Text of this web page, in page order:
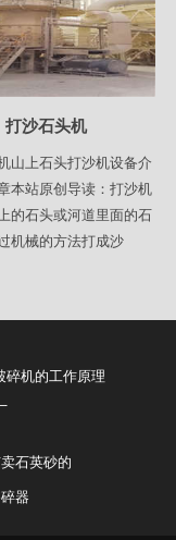
打沙石头机
山上石头打沙机设备介
本站原创导读：打沙机
的石头或河道里面的石
机械的方法打成沙
碎机的工作原理
石英砂的
器